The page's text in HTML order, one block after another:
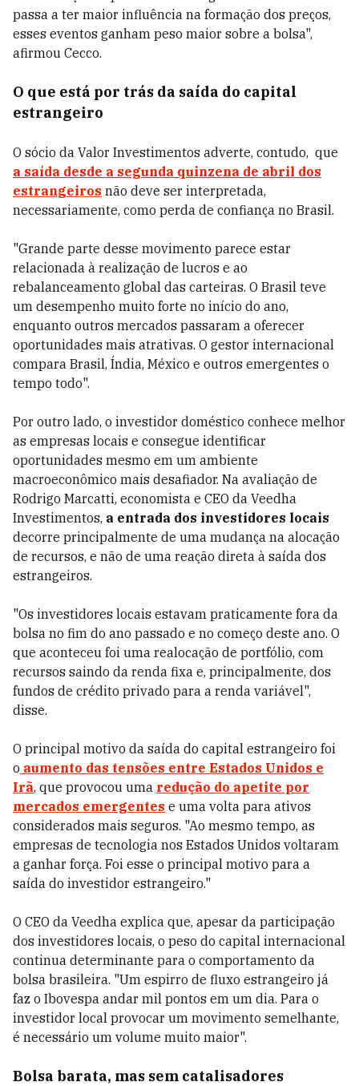
passa a ter maior influência na formação dos preços,
esses eventos ganham peso maior sobre a bolsa",
afirmou Cecco.
O que está por trás da saída do capital
estrangeiro
O sócio da Valor Investimentos adverte, contudo, que
a saída desde a segunda quinzena de abril dos
estrangeiros não deve ser interpretada,
necessariamente, como perda de confiança no Brasil.
"Grande parte desse movimento parece estar
relacionada à realização de lucros e ao
rebalanceamento global das carteiras. O Brasil teve
um desempenho muito forte no início do ano,
enquanto outros mercados passaram a oferecer
oportunidades mais atrativas. O gestor internacional
compara Brasil, Índia, México e outros emergentes o
tempo todo".
Por outro lado, o investidor doméstico conhece melhor
as empresas locais e consegue identificar
oportunidades mesmo em um ambiente
macroeconômico mais desafiador. Na avaliação de
Rodrigo Marcatti, economista e CEO da Veedha
Investimentos, a entrada dos investidores locais
decorre principalmente de uma mudança na alocação
de recursos, e não de uma reação direta à saída dos
estrangeiros.
"Os investidores locais estavam praticamente fora da
bolsa no fim do ano passado e no começo deste ano. O
que aconteceu foi uma realocação de portfólio, com
recursos saindo da renda fixa e, principalmente, dos
fundos de crédito privado para a renda variável",
disse.
O principal motivo da saída do capital estrangeiro foi
o aumento das tensões entre Estados Unidos e
Irã, que provocou uma redução do apetite por
mercados emergentes e uma volta para ativos
considerados mais seguros. "Ao mesmo tempo, as
empresas de tecnologia nos Estados Unidos voltaram
a ganhar força. Foi esse o principal motivo para a
saída do investidor estrangeiro."
O CEO da Veedha explica que, apesar da participação
dos investidores locais, o peso do capital internacional
continua determinante para o comportamento da
bolsa brasileira. "Um espirro de fluxo estrangeiro já
faz o Ibovespa andar mil pontos em um dia. Para o
investidor local provocar um movimento semelhante,
é necessário um volume muito maior".
Bolsa barata, mas sem catalisadores